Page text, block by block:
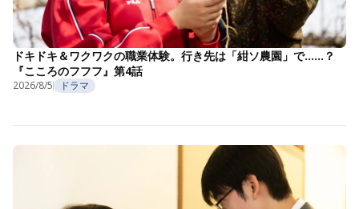
ドキドキ＆ワクワクの職業体験。行き先は「紺ソ農園」で……？
『こころのフフフ』第4話
2026/8/5 ドラマ